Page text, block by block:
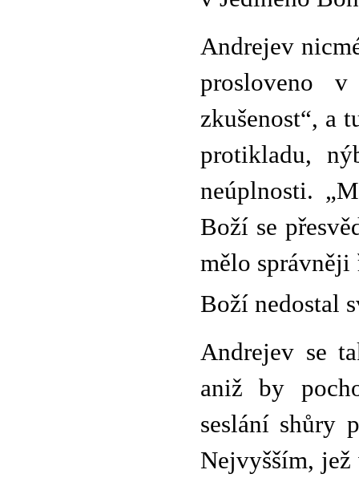
Andrejev
prosloveno
zkušenost“, a
protikladu,
neúplnosti.
Boží se
mělo
Boží nedostal
Andrejev se
aniž by
seslání shůry
Nejvyšším,